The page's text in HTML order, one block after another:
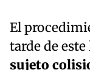
El
tarde de este
sujeto